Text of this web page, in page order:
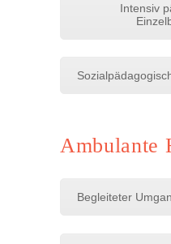
Intensiv
Ambulante
Begleiteter